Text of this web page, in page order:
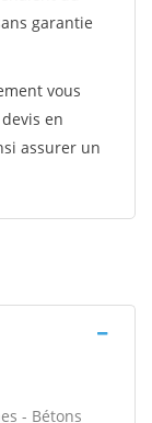
garantie
vous
en
assurer un
- Bétons